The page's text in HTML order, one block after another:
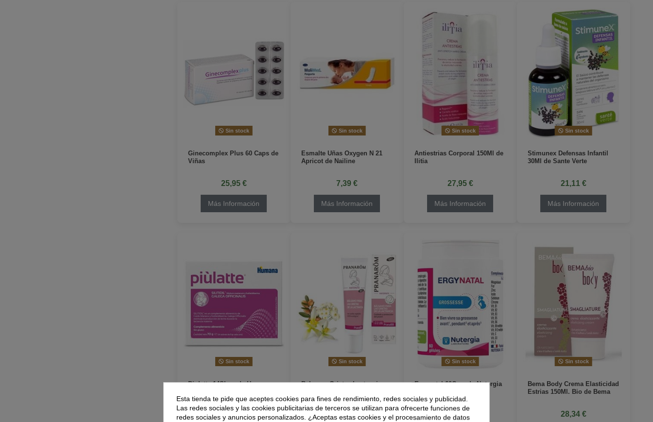
Sin stock
Ginecomplex Plus 60 Caps de
Viñas
25,95 €
Más Información
Sin stock
Esmalte Uñas Oxygen N 21
Apricot de Nailine
7,39 €
Más Información
Sin stock
Antiestrias Corporal 150Ml de
Ilitia
27,95 €
Más Información
Sin stock
Stimunex Defensas Infantil
30Ml de Sante Verte
21,11 €
Más Información
Sin stock
Piulatte 14Sbrs. de Humana
32,05 €
Sin stock
Balsamo Grietas Lactancia
12,85 €
Sin stock
Ergynatal 60Cap. de Nutergia
19,50 €
Sin stock
Bema Body Crema Elasticidad
Estrias 150Ml. Bio de Bema
28,34 €
Esta tienda te pide que aceptes cookies para fines de rendimiento, redes sociales y publicidad.
Las redes sociales y las cookies publicitarias de terceros se utilizan para ofrecerte funciones de
redes sociales y anuncios personalizados. ¿Aceptas estas cookies y el procesamiento de datos